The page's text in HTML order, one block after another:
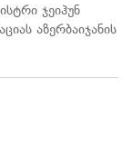
ჯეიჰუნ
აზერბაიჯანის